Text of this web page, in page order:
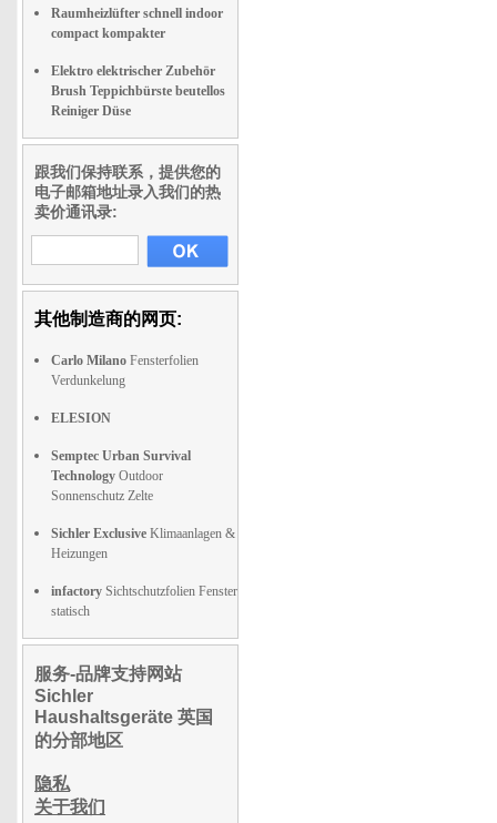
Raumheizlüfter schnell indoor
compact kompakter
Elektro elektrischer Zubehör
Brush Teppichbürste beutellos
Reiniger Düse
跟我们保持联系，提供您的
电子邮箱地址录入我们的热
卖价通讯录:
其他制造商的网页:
Carlo Milano Fensterfolien
Verdunkelung
ELESION
Semptec Urban Survival
Technology Outdoor
Sonnenschutz Zelte
Sichler Exclusive Klimaanlagen &
Heizungen
infactory Sichtschutzfolien Fenster
statisch
服务-品牌支持网站
Sichler
Haushaltsgeräte 英国
的分部地区
隐私
关于我们